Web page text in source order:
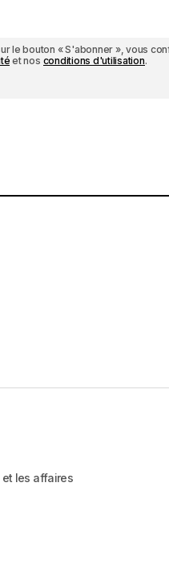
le bouton « S'abonner », vous
et nos conditions d'utilisation.
les affaires